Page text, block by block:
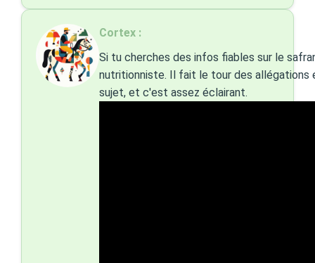
Cortex :
Si tu cherches des infos fiables sur le
nutritionniste. Il fait le tour des
sujet, et c'est assez éclairant.